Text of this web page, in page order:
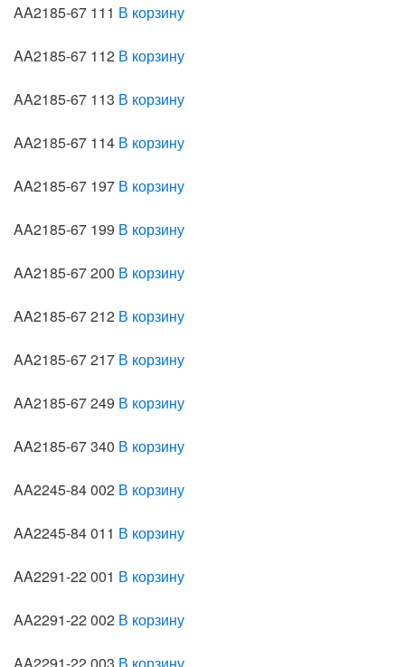
AA2185-67 111 В корзину
AA2185-67 112 В корзину
AA2185-67 113 В корзину
AA2185-67 114 В корзину
AA2185-67 197 В корзину
AA2185-67 199 В корзину
AA2185-67 200 В корзину
AA2185-67 212 В корзину
AA2185-67 217 В корзину
AA2185-67 249 В корзину
AA2185-67 340 В корзину
AA2245-84 002 В корзину
AA2245-84 011 В корзину
AA2291-22 001 В корзину
AA2291-22 002 В корзину
AA2291-22 003 В корзину